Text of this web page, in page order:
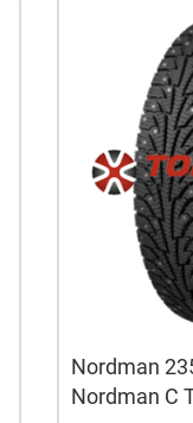
Nordman
Nordman C